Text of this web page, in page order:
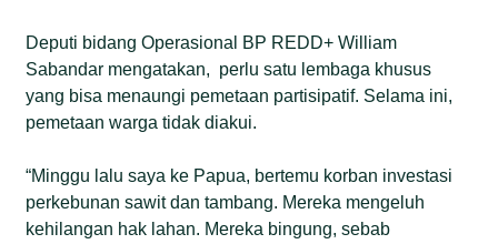
Deputi bidang Operasional BP REDD+ William
Sabandar mengatakan, perlu satu lembaga khusus
yang bisa menaungi pemetaan partisipatif. Selama ini,
pemetaan warga tidak diakui.
“Minggu lalu saya ke Papua, bertemu korban investasi
perkebunan sawit dan tambang. Mereka mengeluh
kehilangan hak lahan. Mereka bingung, sebab